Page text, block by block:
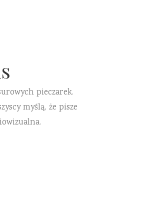
pieczarek.
myślą, że pisze